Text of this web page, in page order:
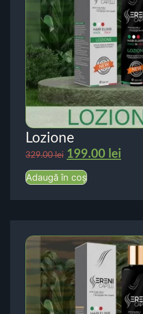
Lozione
329.00lei 199.00 lei
Adaugă în coș